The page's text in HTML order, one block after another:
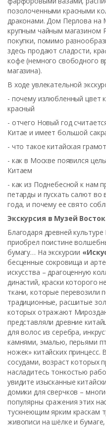
позолоченными красными
драконами. Дом Перлова на
крупным чайным магазином
покупки, помимо
здесь продают сладости,
кофе (немного свободного
магазина).
В ходе увлекательной
- почему излюбленный цвет
красный
- отчего Новый год
Китае и имеет большой
- что такое китайская
- как в Москве появился
Китаем
- как из Поднебесной к нам
петарды и пускать салют
года, и почему ее свято
Экскурсия в Музей
Благодаря древней
приобрел поистине
бумагу… На экскурсии
бесценные сокровища и
искусства – драгоценную
династий, краски которого
ткани, которые перевозили
традиционные, расшитые
которых отражают
представляли древние
для волос из серебра,
камнями, эмалью, перьями
ножек» китайских
сосудами, возраст которых
насладитесь тонкостью
увидите изысканные
домики для сверчков –
популярны сражения этих
тускнеющим ярким краскам
живописи на шёлке и